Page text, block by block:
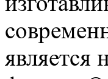
является